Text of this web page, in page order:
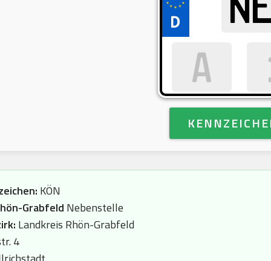
KÖN
Grabfeld Nebenstelle
Landkreis Rhön-Grabfeld
4